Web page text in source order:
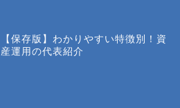
【保存版】わかりやすい特徴別！資
産運用の代表紹介